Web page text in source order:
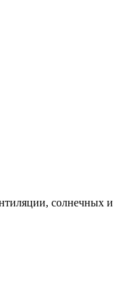
солнечных и